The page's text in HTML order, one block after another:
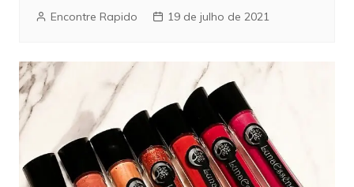
Encontre Rapido 19 de julho de 2021